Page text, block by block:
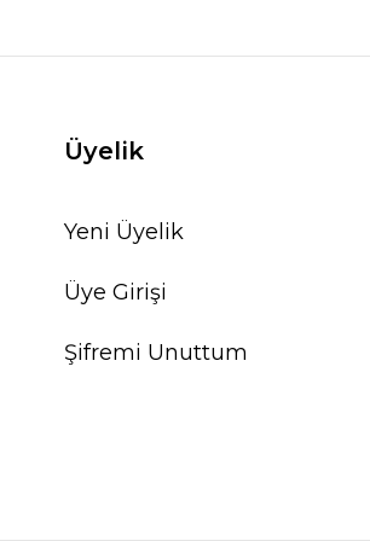
Üyelik
Yeni Üyelik
Üye Girişi
Şifremi Unuttum